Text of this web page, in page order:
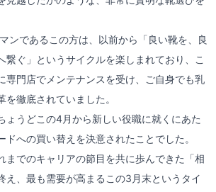
ンであるこの方は、以前から「良い靴を、良
繋ぐ」というサイクルを楽しまれており、こ
専門店でメンテナンスを受け、ご自身でも乳
徹底されていました。
ょうどこの4月から新しい役職に就くにあた
ドへの買い替えを決意されたことでした。
までのキャリアの節目を共に歩んできた「相
え、最も需要が高まるこの3月末というタイ